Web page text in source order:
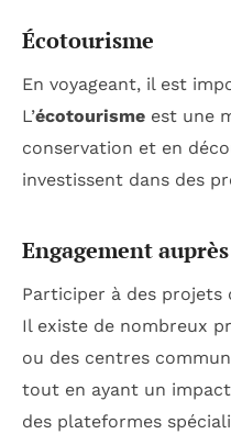
Écotourisme
En voyageant, il est
L’écotourisme est une
conservation et en
investissent dans des
Engagement
Participer à des projets
Il existe de nombreux
ou des centres
tout en ayant un
des plateformes